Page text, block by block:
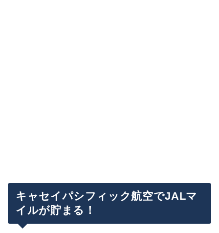
キャセイパシフィック航空でJALマ
イルが貯まる！